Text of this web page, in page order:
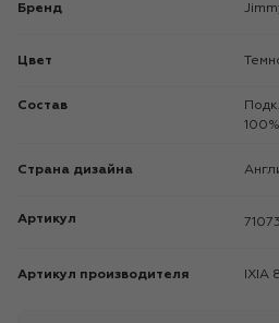
Бренд
Цвет
Состав
Подкладка-кожа: 100%; Кожа:
Страна дизайна
Артикул
Артикул производителя IXIA